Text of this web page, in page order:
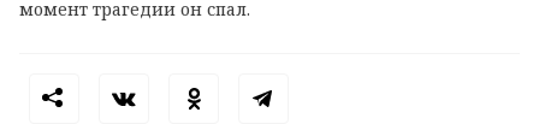
момент трагедии он спал.